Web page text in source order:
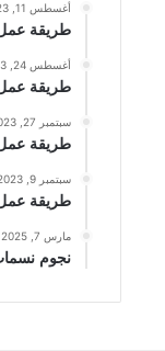
أغسطس 11, 2023
طريقة
أغسطس 24, 2023
طريقة عمل
سبتمبر 27, 2023
طريقة عمل
سبتمبر 9, 2023
طريقة
مارس 7, 2025
نجوم